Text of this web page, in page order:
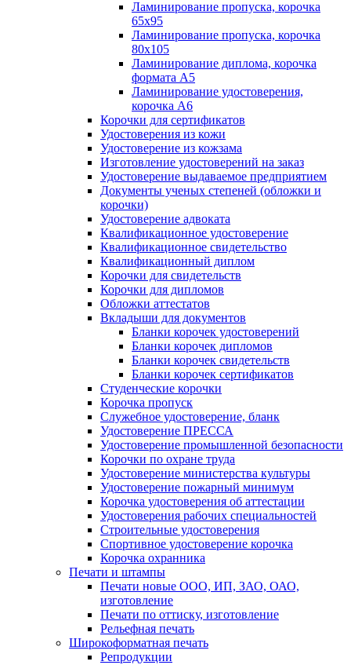
Ламинирование пропуска, корочка
65х95
Ламинирование пропуска, корочка
80х105
Ламинирование диплома, корочка
формата А5
Ламинирование удостоверения,
корочка А6
Корочки для сертификатов
Удостоверения из кожи
Удостоверение из кожзама
Изготовление удостоверений на заказ
Удостоверение выдаваемое предприятием
Документы ученых степеней (обложки и
корочки)
Удостоверение адвоката
Квалификационное удостоверение
Квалификационное свидетельство
Квалификационный диплом
Корочки для свидетельств
Корочки для дипломов
Обложки аттестатов
Вкладыши для документов
Бланки корочек удостоверений
Бланки корочек дипломов
Бланки корочек свидетельств
Бланки корочек сертификатов
Студенческие корочки
Корочка пропуск
Служебное удостоверение, бланк
Удостоверение ПРЕССА
Удостоверение промышленной безопасности
Корочки по охране труда
Удостоверение министерства культуры
Удостоверение пожарный минимум
Корочка удостоверения об аттестации
Удостоверения рабочих специальностей
Строительные удостоверения
Спортивное удостоверение корочка
Корочка охранника
Печати и штампы
Печати новые ООО, ИП, ЗАО, ОАО,
изготовление
Печати по оттиску, изготовление
Рельефная печать
Широкоформатная печать
Репродукции